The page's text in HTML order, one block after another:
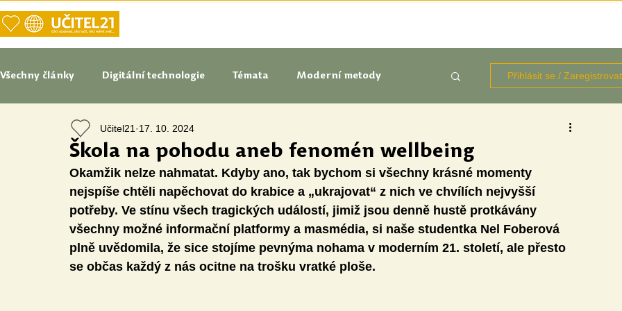
Všechny články Digitální technologie Témata Moderní metody
Tipy do pedagogické praxe Studenti blogují
Senátoři blogují Naše praxe České školství Aktuálně Výzkumy
Oborové didaktiky Digitální vzdělávací zdroje
Přihlásit se /
Škola na pohodu aneb fenomén wellbeing
Učitel21 17. 10. 2024
Okamžik nelze nahmatat. Kdyby ano, tak bychom si všechny krásné momenty
nejspíše chtěli napěchovat do krabice a „ukrajovat“ z nich ve chvílích nejvyšší
potřeby. Ve stínu všech tragických událostí, jimiž jsou denně hustě protkávány
všechny možné informační platformy a masmédia, si naše studentka Nel Foberová
plně uvědomila, že sice stojíme pevnýma nohama v moderním 21. století, ale přesto
se občas každý z nás ocitne na trošku vratké ploše.